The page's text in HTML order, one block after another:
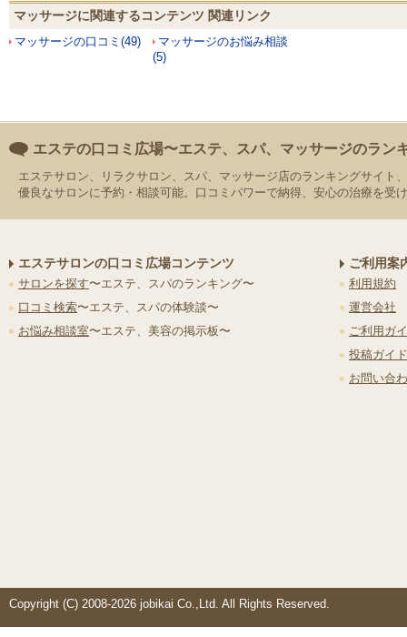
マッサージに関連するコンテンツ 関連リンク
マッサージの口コミ(49)
マッサージのお悩み相談
(5)
エステの口コミ広場〜エステ、スパ、マッサージのラン
エステサロン、リラクサロン、スパ、マッサージ店のランキングサイト
優良なサロンに予約・相談可能。口コミパワーで納得、安心の治療を受
エステサロンの口コミ広場コンテンツ
サロンを探す〜エステ、スパのランキング〜
口コミ検索〜エステ、スパの体験談〜
お悩み相談室〜エステ、美容の掲示板〜
ご利用案
利用規約
運営会社
ご利用ガ
投稿ガイ
お問い合
Copyright (C) 2008-2026 jobikai Co.,Ltd. All Rights Reserved.